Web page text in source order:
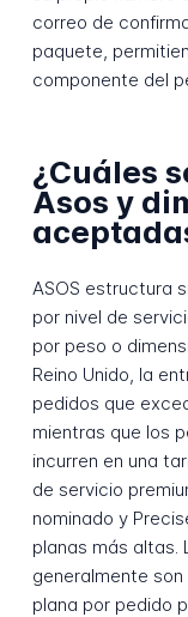
correo de
paquete,
componente del
¿Cuáles
Asos y
ASOS estructura
por nivel de
por peso o
Reino Unido, la
pedidos que
mientras que los
incurren en una
de servicio
nominado y
planas más altas.
generalmente
plana por pedido